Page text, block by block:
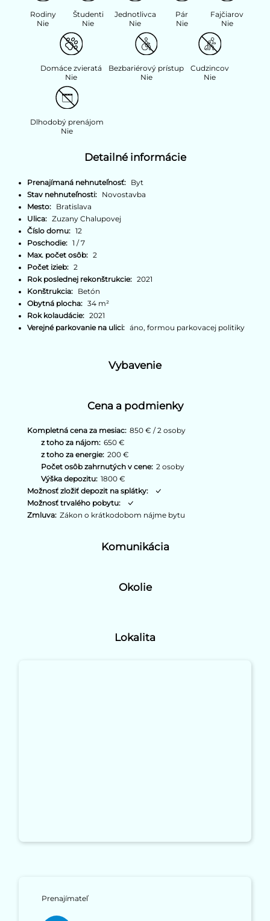
Rodiny
Nie
Študenti
Nie
Jednotlivca
Nie
Pár
Nie
Fajčiarov
Nie
Domáce zvieratá
Nie
Bezbariérový prístup
Nie
Cudzincov
Nie
Dlhodobý prenájom
Nie
Detailné informácie
Prenajímaná nehnuteľnosť:
Byt
Stav nehnuteľnosti:
Novostavba
Mesto:
Bratislava
Ulica: Zuzany Chalupovej
Číslo domu: 12
Poschodie: 1 / 7
Max. počet osôb: 2
Počet izieb: 2
Rok poslednej rekonštrukcie: 2021
Konštrukcia:
Betón
Obytná plocha: 34 m²
Rok kolaudácie: 2021
Verejné parkovanie na ulici: áno, formou parkovacej politiky
Vybavenie
Cena a podmienky
Kompletná cena za mesiac: 850 € / 2 osoby
z toho za nájom: 650 €
z toho za energie: 200 €
Počet osôb zahrnutých v cene: 2 osoby
Výška depozitu: 1800 €
Možnosť zložiť depozit na splátky:
Možnosť trvalého pobytu:
Zmluva: Zákon o krátkodobom nájme bytu
Komunikácia
Okolie
Lokalita
Prenajímateľ